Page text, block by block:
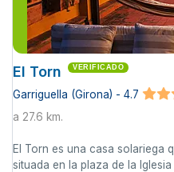
El Torn VERIFICADO
Garriguella (Girona) - 4.7
a 27.6 km.
El Torn es una casa solariega
situada en la plaza de la